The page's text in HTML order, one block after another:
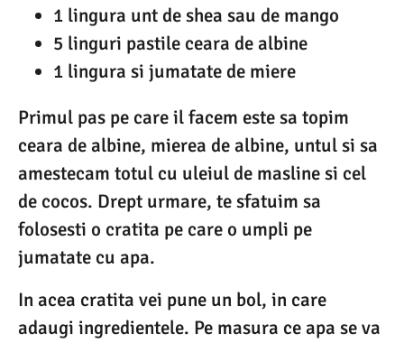
1 lingura unt de shea sau de mango
5 linguri pastile ceara de albine
1 lingura si jumatate de miere
Primul pas pe care il facem este sa topim
ceara de albine, mierea de albine, untul si sa
amestecam totul cu uleiul de masline si cel
de cocos. Drept urmare, te sfatuim sa
folosesti o cratita pe care o umpli pe
jumatate cu apa.
In acea cratita vei pune un bol, in care
adaugi ingredientele. Pe masura ce apa se va